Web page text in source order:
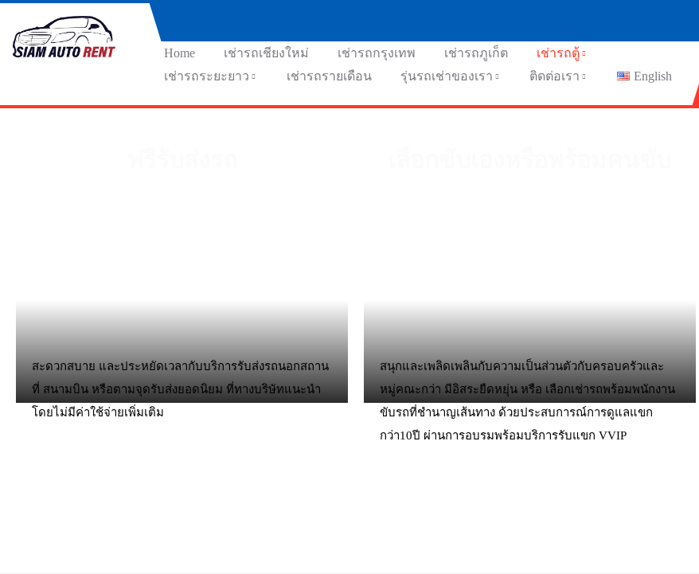
Home เช่ารถเชียงใหม่ เช่ารถกรุงเทพ เช่ารถภูเก็ต
เช่ารถตู้
เช่ารถระยะยาว
เช่ารถรายเดือน รุ่นรถเช่าของเรา ติดต่อเรา English
สะดวกสบาย และประหยัดเวลากับบริการรับส่งรถนอกสถาน
ที่ สนามบิน หรือตามจุดรับส่งยอดนิยม ที่ทางบริษัทแนะนำ
โดยไม่มีค่าใช้จ่ายเพิ่มเติม
สนุกและเพลิดเพลินกับความเป็นส่วนตัวกับครอบครัวและ
หมู่คณะกว่า มีอิสระยืดหยุ่น หรือ เลือกเช่ารถพร้อมพนักงาน
ขับรถที่ชำนาญเส้นทาง ด้วยประสบการณ์การดูแลแขก
กว่า10ปี ผ่านการอบรมพร้อมบริการรับแขก VVIP